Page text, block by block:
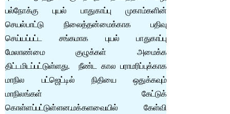
பல்நோக்கு புயல் பாதுகாப்பு முகாம்களின்
செயல்பாட்டு நிலைத்தன்மைக்காக பதிவு
செய்யப்பட்ட சங்கமாக புயல் பாதுகாப்பு
மேலாண்மை குழுக்கள் அமைக்க
திட்டமிடப்பட்டுள்ளது. நீண்ட கால பராமரிப்புக்காக
மாநில பட்ஜெட்டில் நிதியை ஒதுக்கவும்
மாநிலங்கள் கேட்டுக்
கொள்ளப்பட்டுள்ளன.மக்களவையில் கேள்வி